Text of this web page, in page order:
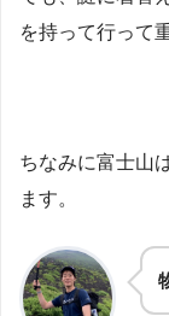
を持って行って
ちなみに富士山
ます。